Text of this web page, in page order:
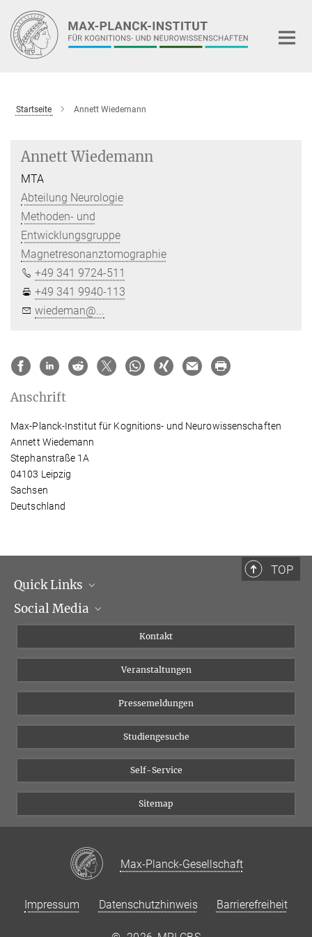
Hauptinhalt
Startseite Annett Wiedemann
Annett Wiedemann
MTA
Abteilung Neurologie
Methoden- und
Entwicklungsgruppe
Magnetresonanztomographie
+49 341 9724-511
+49 341 9940-113
wiedeman@...
Anschrift
Max-Planck-Institut für Kognitions- und Neurowissenschaften
Annett Wiedemann
Stephanstraße 1A
04103 Leipzig
Sachsen
Deutschland
TOP
Quick Links
Institutsleitung
Social Media
YouTube
Kontakt
Veranstaltungen
Pressemeldungen
Studiengesuche
Self-Service
Sitemap
Max-Planck-Gesellschaft
Impressum Datenschutzhinweis Barrierefreiheit